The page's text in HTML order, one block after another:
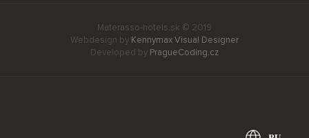
Materasso-hotels.sk © 2019
Webdesign by Kennymax Visual Designer
Developed by PragueCoding.cz